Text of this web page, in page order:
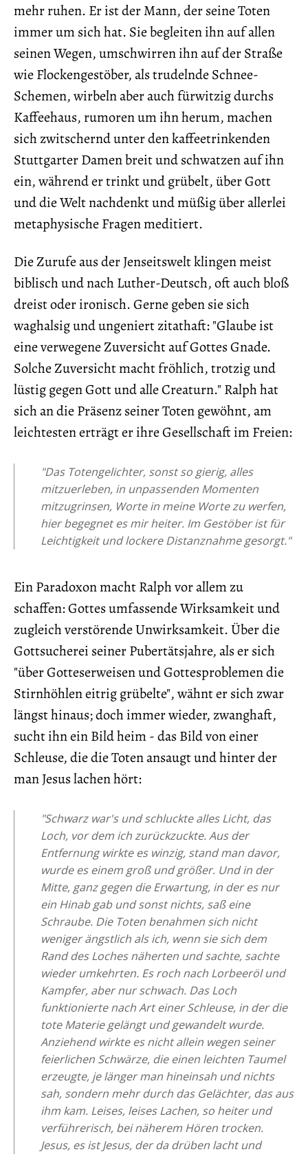
mehr ruhen. Er ist der Mann, der seine Toten
immer um sich hat. Sie begleiten ihn auf allen
seinen Wegen, umschwirren ihn auf der Straße
wie Flockengestöber, als trudelnde Schnee-
Schemen, wirbeln aber auch fürwitzig durchs
Kaffeehaus, rumoren um ihn herum, machen
sich zwitschernd unter den kaffeetrinkenden
Stuttgarter Damen breit und schwatzen auf ihn
ein, während er trinkt und grübelt, über Gott
und die Welt nachdenkt und müßig über allerlei
metaphysische Fragen meditiert.
Die Zurufe aus der Jenseitswelt klingen meist
biblisch und nach Luther-Deutsch, oft auch bloß
dreist oder ironisch. Gerne geben sie sich
waghalsig und ungeniert zitathaft: "Glaube ist
eine verwegene Zuversicht auf Gottes Gnade.
Solche Zuversicht macht fröhlich, trotzig und
lüstig gegen Gott und alle Creaturn." Ralph hat
sich an die Präsenz seiner Toten gewöhnt, am
leichtesten erträgt er ihre Gesellschaft im Freien:
"Das Totengelichter, sonst so gierig, alles
mitzuerleben, in unpassenden Momenten
mitzugrinsen, Worte in meine Worte zu werfen,
hier begegnet es mir heiter. Im Gestöber ist für
Leichtigkeit und lockere Distanznahme gesorgt."
Ein Paradoxon macht Ralph vor allem zu
schaffen: Gottes umfassende Wirksamkeit und
zugleich verstörende Unwirksamkeit. Über die
Gottsucherei seiner Pubertätsjahre, als er sich
"über Gotteserweisen und Gottesproblemen die
Stirnhöhlen eitrig grübelte", wähnt er sich zwar
längst hinaus; doch immer wieder, zwanghaft,
sucht ihn ein Bild heim - das Bild von einer
Schleuse, die die Toten ansaugt und hinter der
man Jesus lachen hört:
"Schwarz war's und schluckte alles Licht, das
Loch, vor dem ich zurückzuckte. Aus der
Entfernung wirkte es winzig, stand man davor,
wurde es einem groß und größer. Und in der
Mitte, ganz gegen die Erwartung, in der es nur
ein Hinab gab und sonst nichts, saß eine
Schraube. Die Toten benahmen sich nicht
weniger ängstlich als ich, wenn sie sich dem
Rand des Loches näherten und sachte, sachte
wieder umkehrten. Es roch nach Lorbeeröl und
Kampfer, aber nur schwach. Das Loch
funktionierte nach Art einer Schleuse, in der die
tote Materie gelängt und gewandelt wurde.
Anziehend wirkte es nicht allein wegen seiner
feierlichen Schwärze, die einen leichten Taumel
erzeugte, je länger man hineinsah und nichts
sah, sondern mehr durch das Gelächter, das aus
ihm kam. Leises, leises Lachen, so heiter und
verführerisch, bei näherem Hören trocken.
Jesus, es ist Jesus, der da drüben lacht und